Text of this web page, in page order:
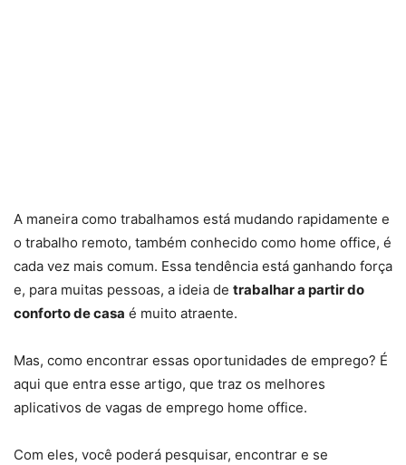
A maneira como trabalhamos está mudando rapidamente e
o trabalho remoto, também conhecido como home office, é
cada vez mais comum. Essa tendência está ganhando força
e, para muitas pessoas, a ideia de trabalhar a partir do
conforto de casa é muito atraente.
Mas, como encontrar essas oportunidades de emprego? É
aqui que entra esse artigo, que traz os melhores
aplicativos de vagas de emprego home office.
Com eles, você poderá pesquisar, encontrar e se